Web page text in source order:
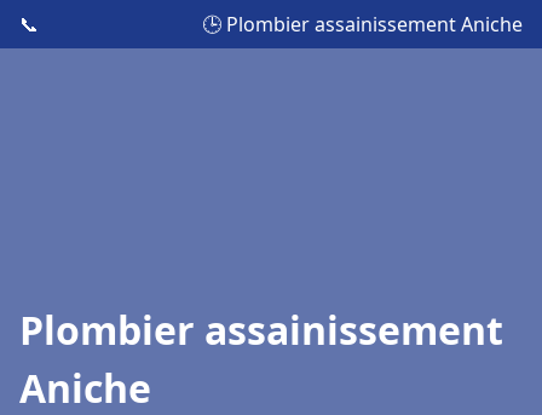
📞 🕒 Plombier assainissement Aniche
Plombier assainissement
Aniche